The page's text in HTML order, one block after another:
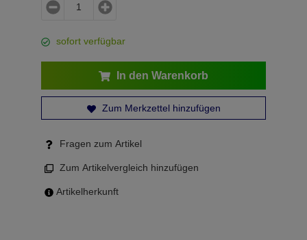
sofort verfügbar
In den Warenkorb
Zum Merkzettel hinzufügen
Fragen zum Artikel
Zum Artikelvergleich hinzufügen
Artikelherkunft